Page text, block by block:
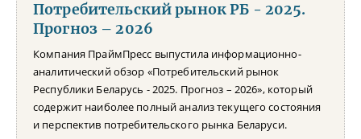
Потребительский рынок РБ - 2025.
Прогноз – 2026
Компания ПраймПресс выпустила информационно-
аналитический обзор «Потребительский рынок
Республики Беларусь - 2025. Прогноз – 2026», который
содержит наиболее полный анализ текущего состояния
и перспектив потребительского рынка Беларуси.